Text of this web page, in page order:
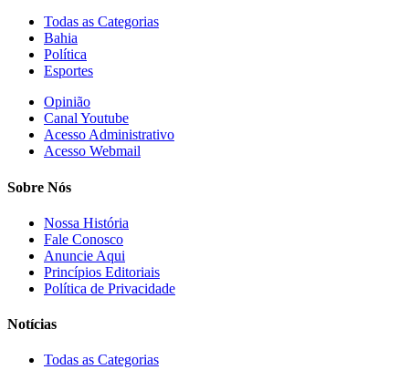
Todas as Categorias
Bahia
Política
Esportes
Opinião
Canal Youtube
Acesso Administrativo
Acesso Webmail
Sobre Nós
Nossa História
Fale Conosco
Anuncie Aqui
Princípios Editoriais
Política de Privacidade
Notícias
Todas as Categorias